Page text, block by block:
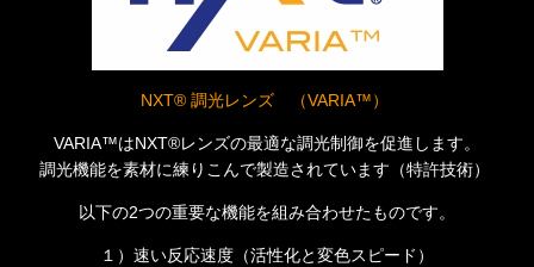
NXT® 調光レンズ （VARIA™）
VARIA™はNXT®レンズの最適な調光制御を促進します。
調光機能を素材に練りこんで製造されています（特許技術）
以下の2つの重要な機能を組み合わせたものです。
１）速い反応速度（活性化と変色スピード）